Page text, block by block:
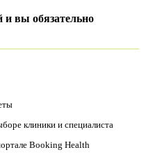
и вы обязательно
клиники и специалиста
Booking Health